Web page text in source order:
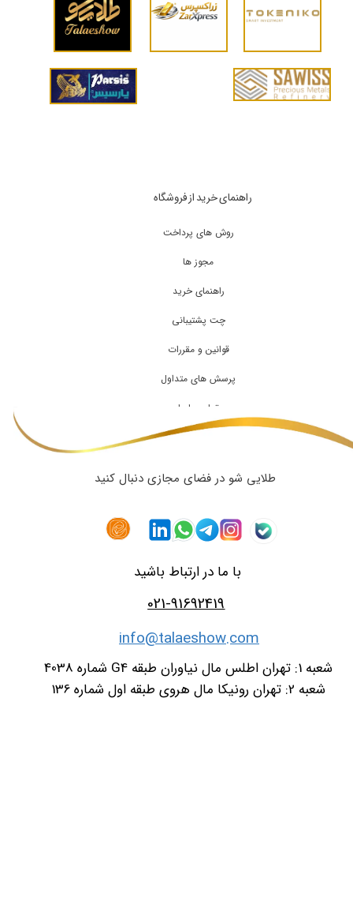
روش های پرداخت
مجوز ها
راهنمای خرید
چت پشتیبانی
قوانین و مقررات
پرسش های متداول
تماس با ما
راهنمای خرید از فروشگاه
شعبه 1: تهران اطلس مال نیاوران طبقه G4 شماره 4038
شعبه 2: تهران رونیکا مال هروی طبقه اول شماره 136
طلایی شو در فضای مجازی دنبال کنید
021-91692419
info@talaeshow.com
با ما در ارتباط باشید